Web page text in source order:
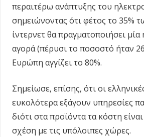
περαιτέρω ανάπτυξης του
σημειώνοντας ότι φέτος το 35%
ίντερνετ θα πραγματοποιήσει μία
αγορά (πέρυσι το ποσοστό ήταν
Ευρώπη αγγίζει το 80%.
Σημείωσε, επίσης, ότι οι
ευκολότερα εξάγουν υπηρεσίες
διότι στα προϊόντα τα κόστη
σχέση με τις υπόλοιπες χώρες.